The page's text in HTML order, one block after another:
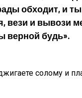
обходит, и
вези и вывози
верной будь».
солому и